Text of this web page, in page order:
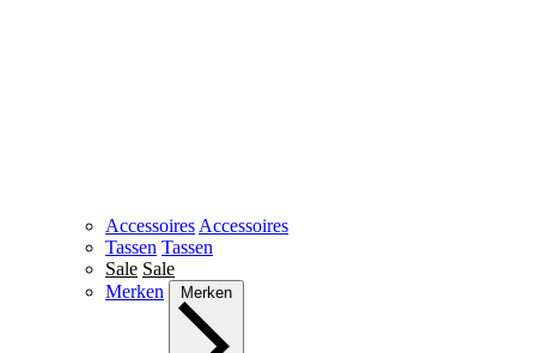
Accessoires Accessoires
Tassen Tassen
Sale Sale
Merken
Merken